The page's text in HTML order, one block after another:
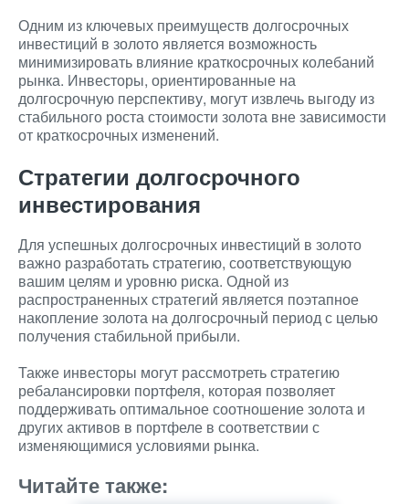
Одним из ключевых преимуществ долгосрочных
инвестиций в золото является возможность
минимизировать влияние краткосрочных колебаний
рынка. Инвесторы, ориентированные на
долгосрочную перспективу, могут извлечь выгоду из
стабильного роста стоимости золота вне зависимости
от краткосрочных изменений.
Стратегии долгосрочного
инвестирования
Для успешных долгосрочных инвестиций в золото
важно разработать стратегию, соответствующую
вашим целям и уровню риска. Одной из
распространенных стратегий является поэтапное
накопление золота на долгосрочный период с целью
получения стабильной прибыли.
Также инвесторы могут рассмотреть стратегию
ребалансировки портфеля, которая позволяет
поддерживать оптимальное соотношение золота и
других активов в портфеле в соответствии с
изменяющимися условиями рынка.
Читайте также: